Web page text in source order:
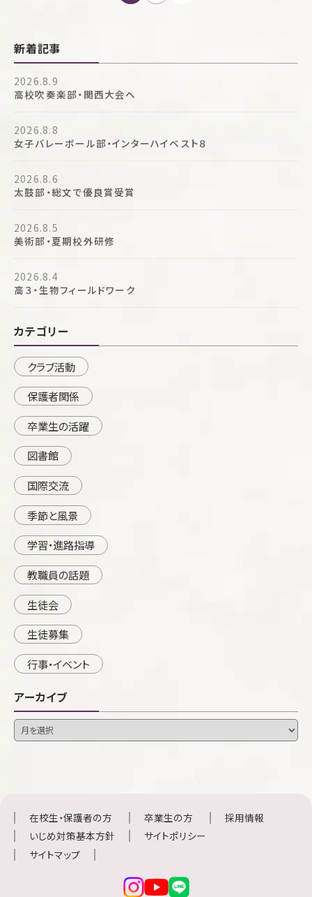
ビ
ゲ
ー
シ
ョ
ン
新着記事
2026.8.9
高校吹奏楽部・関西大会へ
2026.8.8
女子バレーボール部・インターハイベスト８
2026.8.6
太鼓部・総文で優良賞受賞
2026.8.5
美術部・夏期校外研修
2026.8.4
高３・生物フィールドワーク
カテゴリー
クラブ活動
保護者関係
卒業生の活躍
図書館
国際交流
季節と風景
学習・進路指導
教職員の話題
生徒会
生徒募集
行事・イベント
アーカイブ
在校生・保護者の方 卒業生の方
採用情報
いじめ対策基本方針
サイトポリシー
サイトマップ